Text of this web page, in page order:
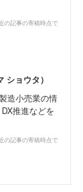
の記事の寄稿時点で
ショウタ）
造小売業の情
推進などを
の記事の寄稿時点で